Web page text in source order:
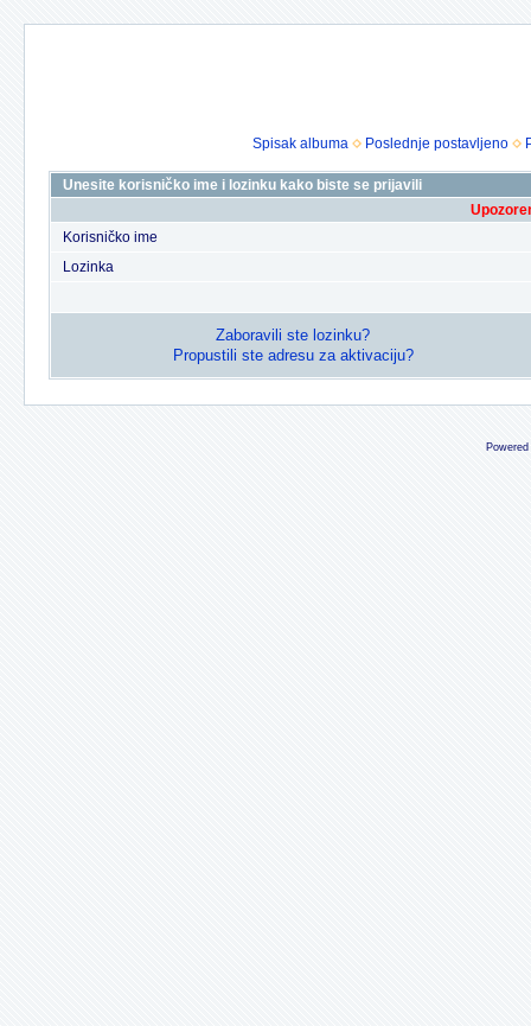
Spisak albuma Poslednje postavljeno
Unesite korisničko ime i lozinku kako biste se prijavili
Korisničko ime
Lozinka
Zaboravili ste lozinku?
Propustili ste adresu za aktivaciju?